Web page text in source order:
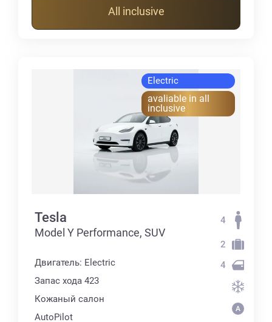
All inclusive
Electric
avaliable in all
inclusive
Tesla
Model Y Performance, SUV
Двигатель: Electric
Запас хода 423
Кожаный салон
AutoPilot
4
2
4